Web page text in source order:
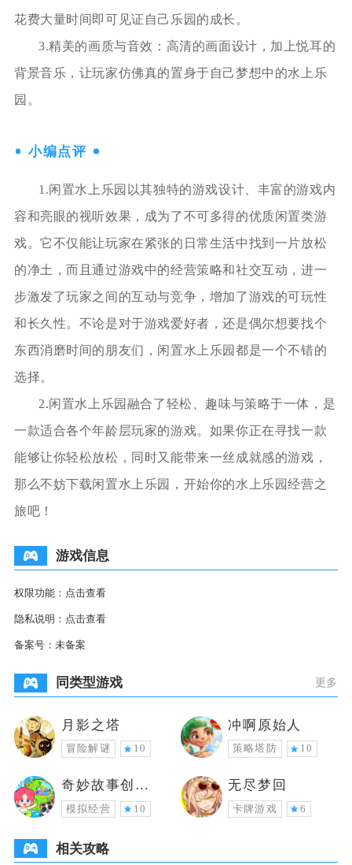
花费大量时间即可见证自己乐园的成长。
3.精美的画质与音效：高清的画面设计，加上悦耳的
背景音乐，让玩家仿佛真的置身于自己梦想中的水上乐
园。
小编点评
1.闲置水上乐园以其独特的游戏设计、丰富的游戏内
容和亮眼的视听效果，成为了不可多得的优质闲置类游
戏。它不仅能让玩家在紧张的日常生活中找到一片放松
的净土，而且通过游戏中的经营策略和社交互动，进一
步激发了玩家之间的互动与竞争，增加了游戏的可玩性
和长久性。不论是对于游戏爱好者，还是偶尔想要找个
东西消磨时间的朋友们，闲置水上乐园都是一个不错的
选择。
2.闲置水上乐园融合了轻松、趣味与策略于一体，是
一款适合各个年龄层玩家的游戏。如果你正在寻找一款
能够让你轻松放松，同时又能带来一丝成就感的游戏，
那么不妨下载闲置水上乐园，开始你的水上乐园经营之
旅吧！
游戏信息
权限功能： 点击查看
隐私说明： 点击查看
备案号： 未备案
同类型游戏 更多
月影之塔
冒险解谜 10
冲啊原始人
策略塔防 10
奇妙故事创造
家
模拟经营 10
无尽梦回
卡牌游戏 6
相关攻略